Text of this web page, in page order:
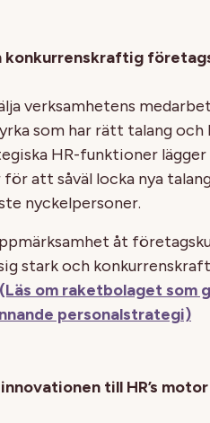
konkurrenskraftig
verksamhetens
som har rätt talang
HR-funktioner
att såväl locka nya
nyckelpersoner.
åt
stark och
(Läs om raketbolaget som
personalstrategi)
till HR’s motor